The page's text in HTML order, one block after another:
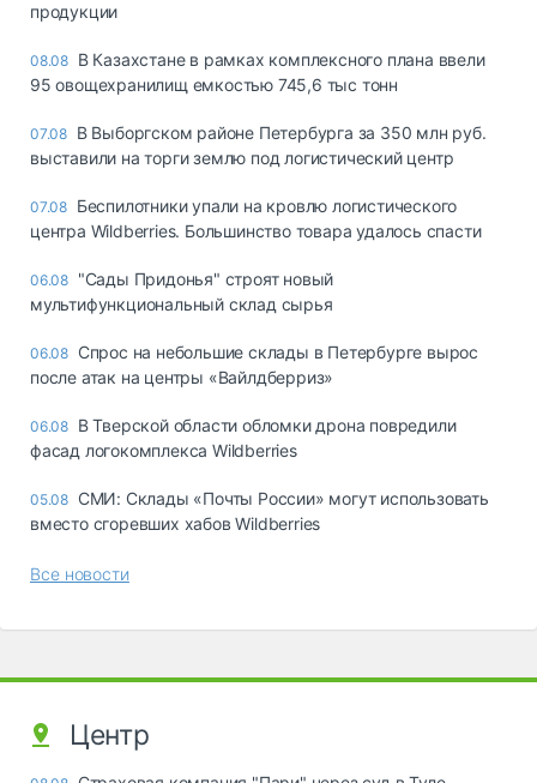
продукции
08.08 В Казахстане в рамках комплексного плана ввели
95 овощехранилищ емкостью 745,6 тыс тонн
07.08 В Выборгском районе Петербурга за 350 млн руб.
выставили на торги землю под логистический центр
07.08 Беспилотники упали на кровлю логистического
центра Wildberries. Большинство товара удалось спасти
06.08 "Сады Придонья" строят новый
мультифункциональный склад сырья
06.08 Спрос на небольшие склады в Петербурге вырос
после атак на центры «Вайлдберриз»
06.08 В Тверской области обломки дрона повредили
фасад логокомплекса Wildberries
05.08 СМИ: Склады «Почты России» могут использовать
вместо сгоревших хабов Wildberries
Все новости
Центр